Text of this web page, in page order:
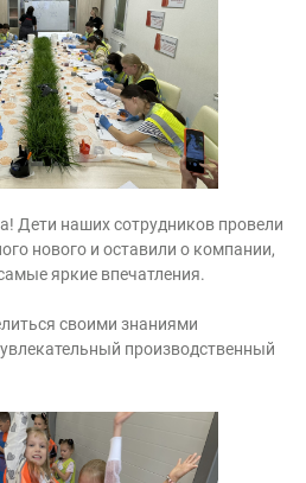
Дети наших сотрудников провели
нового и оставили о компании,
яркие впечатления.
своими знаниями
производственный